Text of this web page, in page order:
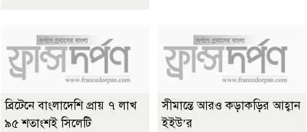
ব্রিটেনে বাংলাদেশি প্রায় ৭ লাখ
৯৫ শতাংশই সিলেটি
সীমান্তে আরও কড়াকড়ির আহ্বান
ইইউ’র